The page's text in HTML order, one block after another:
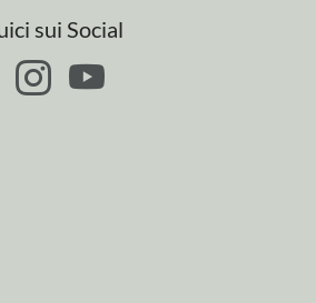
sui Social